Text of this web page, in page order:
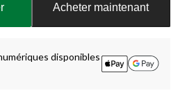
Acheter maintenant
disponibles